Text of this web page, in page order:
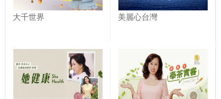
大千世界 美麗心台灣